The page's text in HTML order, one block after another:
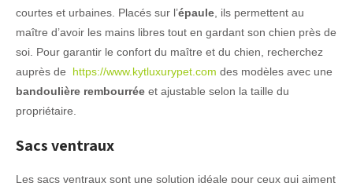
courtes et urbaines. Placés sur l’épaule , ils permettent au
maître d’avoir les mains libres tout en gardant son chien près de
soi. Pour garantir le confort du maître et du chien, recherchez
auprès de https://www.kytluxurypet.com des modèles avec une
bandoulière rembourrée et ajustable selon la taille du
propriétaire.
Sacs ventraux
Les sacs ventraux sont une solution idéale pour ceux qui aiment